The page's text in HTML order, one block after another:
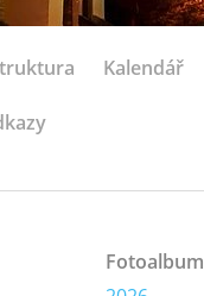
Kalendář
Fotoalbum